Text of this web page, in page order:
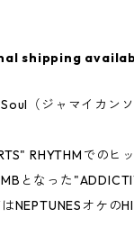
shipping
Soul（ジャマイカン
RHYTHMでのヒ
となった
NEPTUNESオケの